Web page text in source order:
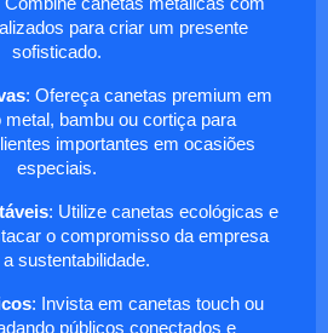
Combine canetas metálicas com
para criar um presente
sofisticado.
: Ofereça canetas premium em
bambu ou cortiça para
importantes em ocasiões
especiais.
: Utilize canetas ecológicas e
o compromisso da empresa
sustentabilidade.
: Invista em canetas touch ou
públicos conectados e